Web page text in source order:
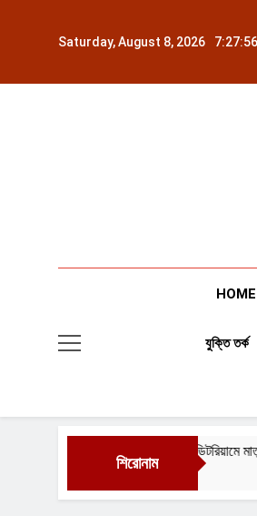
Saturday, August 8, 2026
HOME
যুক্তি তর্ক
শিরোনাম
কলেজ অডিটরিয়ামে মাতৃদুগ্ধের উৎকর্ষতা সচেতনতা